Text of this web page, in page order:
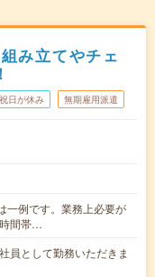
み立てやチェ
日が休み 無期雇用派遣
一例です。業務上必要が
間帯…
員として勤務いただきま